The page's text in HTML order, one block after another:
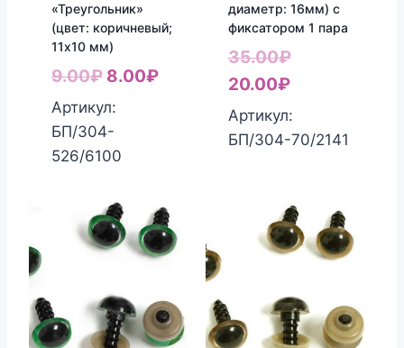
«Треугольник»
(цвет: коричневый;
11х10 мм)
9.00₽ Первоначальная
цена
составляла
9.00₽.
8.00₽Текущая
Артикул:
БП/304-
526/6100
диаметр: 16мм) с
фиксатором 1 пара
35.00₽
цена
составляла
35.00₽.
20.00₽Текущая
цена:
20.00₽.
Артикул:
БП/304-70/2141